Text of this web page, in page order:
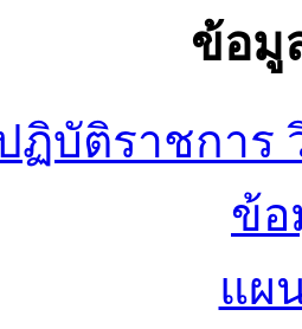
ข้อมู
ฏิบัติราชการ
ข้อ
แผ